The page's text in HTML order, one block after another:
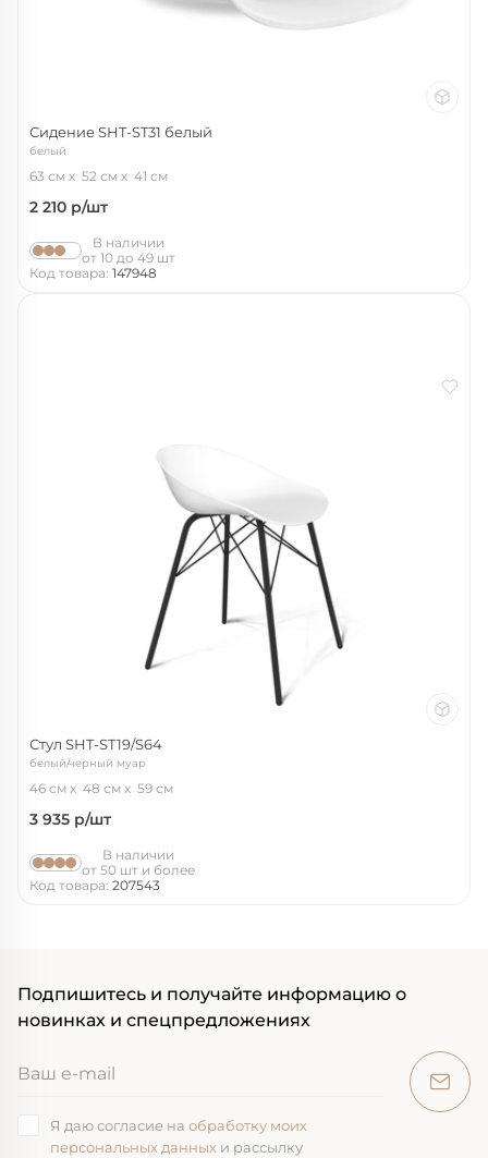
Сидение SHT-ST31 белый
белый
63 см 52 см 41 см
2 210 р/шт
В наличии
от 10 до 49 шт
Код товара: 147948
Стул SHT-ST19/S64
белый/черный муар
46 см 48 см 59 см
3 935 р/шт
В наличии
от 50 шт и более
Код товара: 207543
Подпишитесь и получайте информацию о
новинках и спецпредложениях
Я даю согласие на обработку моих
персональных данных и рассылку